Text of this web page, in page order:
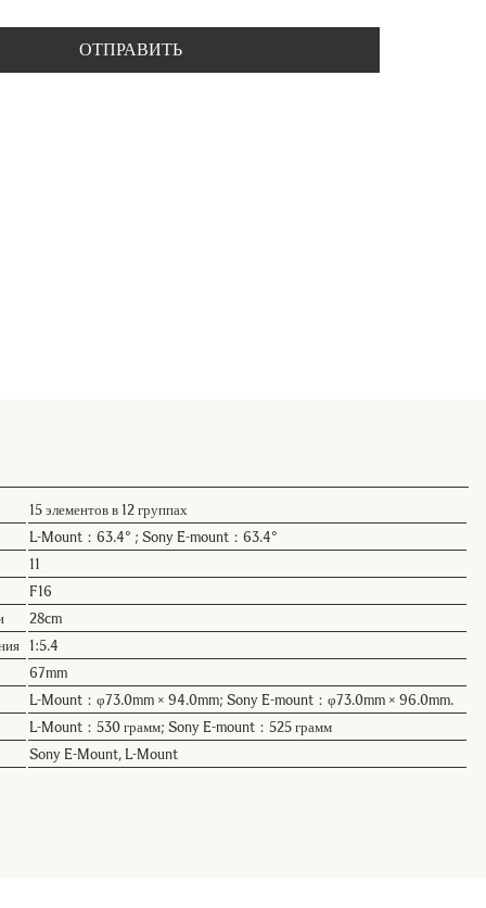
ОТПРАВИТЬ
15 элементов в 12 группах
L-Mount：63.4° ; Sony E-mount：63.4°
11
F16
28cm
1:5.4
67mm
L-Mount：φ73.0mm × 94.0mm; Sony E-mount：φ73.0mm × 96.0mm.
L-Mount：530 грамм; Sony E-mount：525 грамм
Sony E-Mount, L-Mount